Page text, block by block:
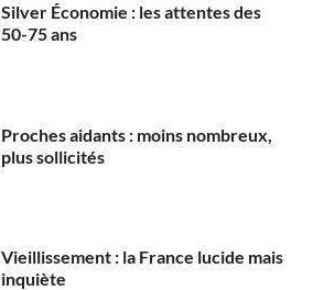
Silver Économie : les attentes des
50-75 ans
Proches aidants : moins nombreux,
plus sollicités
Vieillissement : la France lucide mais
inquiète